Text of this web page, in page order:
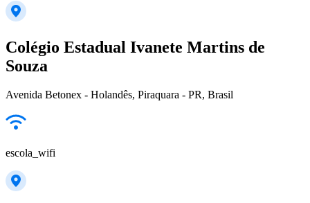
Colégio Estadual Ivanete Martins de
Souza
Avenida Betonex - Holandês, Piraquara - PR, Brasil
escola_wifi